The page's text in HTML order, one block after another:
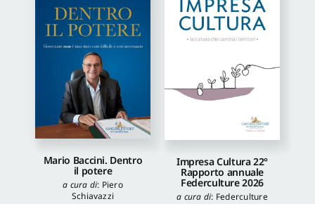
Mario Baccini. Dentro
il potere
a cura di: Piero
Schiavazzi
Impresa Cultura 22°
Rapporto annuale
Federculture 2026
a cura di: Federculture